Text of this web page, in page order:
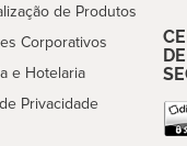
de Produtos
Corporativos
e Hotelaria
Privacidade
DE